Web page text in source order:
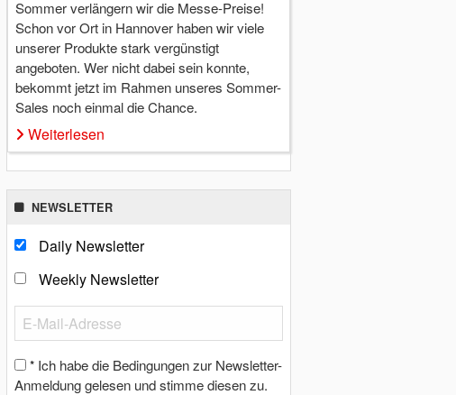
Sommer verlängern wir die Messe-Preise!
Schon vor Ort in Hannover haben wir viele
unserer Produkte stark vergünstigt
angeboten. Wer nicht dabei sein konnte,
bekommt jetzt im Rahmen unseres Sommer-
Sales noch einmal die Chance.
Weiterlesen
NEWSLETTER
Daily Newsletter
Weekly Newsletter
* Ich habe die Bedingungen zur Newsletter-
Anmeldung gelesen und stimme diesen zu.